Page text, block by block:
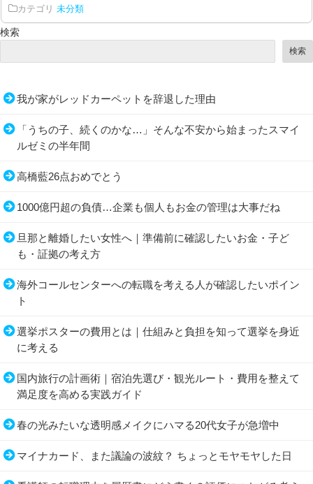
カテゴリ 未分類
検索
検索
我が家がレッドカーペットを辞退した理由
「うちの子、続くのかな…」そんな不安から始まったスマイ
ルゼミの半年間
高橋藍26点おめでとう
1000億円超の負債…企業も個人もお金の管理は大事だね
旦那と離婚したい女性へ｜準備前に確認したいお金・子ど
も・証拠の考え方
海外コールセンターへの転職を考える人が確認したいポイン
ト
選挙ポスターの費用とは｜仕組みと負担を知って選挙を身近
に考える
国内旅行の計画術｜宿泊先選び・観光ルート・費用を整えて
満足度を高める実践ガイド
春の光みたいな透明感メイクにハマる20代女子が急増中
マイナカード、また議論の波紋？ ちょっとモヤモヤした日